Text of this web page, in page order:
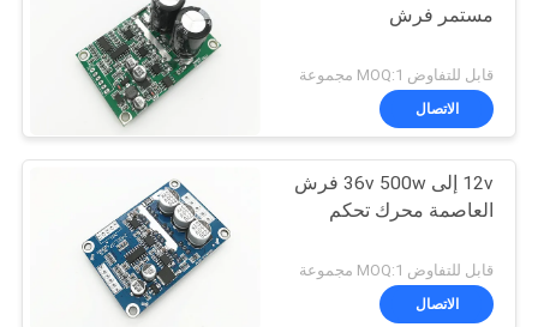
مستمر فرش
قابل للتفاوض MOQ:1 مجموعة
الاتصال
12v إلى 36v 500w فرش
العاصمة محرك تحكم
قابل للتفاوض MOQ:1 مجموعة
الاتصال